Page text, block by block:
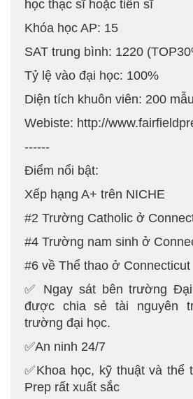
học thạc sĩ hoặc tiến sĩ
Khóa học AP: 15
SAT trung bình: 1220
Tỷ lệ vào đại học: 100%
Diện tích khuôn viên: 200
Webiste: http://
------
Điểm nổi bật:
Xếp hạng A+ trên NICHE
#2 Trường Catholic ở
#4 Trường nam sinh ở
#6 về Thể thao ở Connecticut
✅ Ngay sát bên trường
được chia sẻ tài nguyên
trường đại học.
✅An ninh 24/7
✅Khoa học, kỹ thuật và thể
Prep rất xuất sắc